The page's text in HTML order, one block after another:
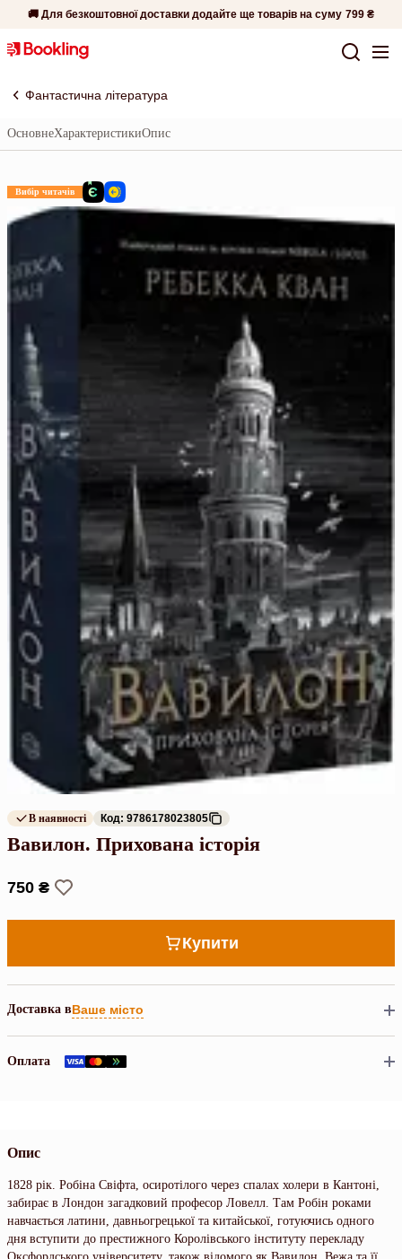
🚚 Для безкоштовної доставки додайте ще товарів на суму 799 ₴
Фантастична література
ОсновнеХарактеристикиОпис
Вибір читачів
В наявності Код: 9786178023805
Вавилон. Прихована історія
750 ₴
Купити
Доставка вВаше місто
Оплата
Опис
1828 рік. Робіна Свіфта, осиротілого через спалах холери в Кантоні,
забирає в Лондон загадковий професор Ловелл. Там Робін роками
навчається латини, давньогрецької та китайської, готуючись одного
дня вступити до престижного Королівського інституту перекладу